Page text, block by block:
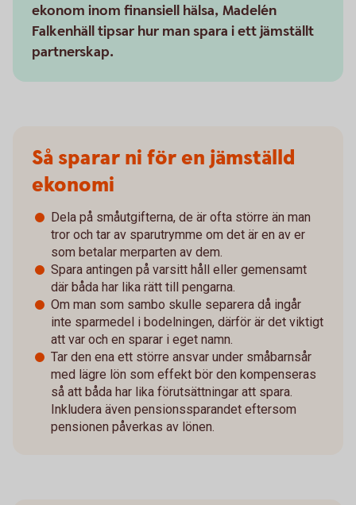
ekonom inom finansiell hälsa, Madelén
Falkenhäll tipsar hur man spara i ett jämställt
partnerskap.
Så sparar ni för en jämställd
ekonomi
Dela på småutgifterna, de är ofta större än man
tror och tar av sparutrymme om det är en av er
som betalar merparten av dem.
Spara antingen på varsitt håll eller gemensamt
där båda har lika rätt till pengarna.
Om man som sambo skulle separera då ingår
inte sparmedel i bodelningen, därför är det viktigt
att var och en sparar i eget namn.
Tar den ena ett större ansvar under småbarnsår
med lägre lön som effekt bör den kompenseras
så att båda har lika förutsättningar att spara.
Inkludera även pensionssparandet eftersom
pensionen påverkas av lönen.